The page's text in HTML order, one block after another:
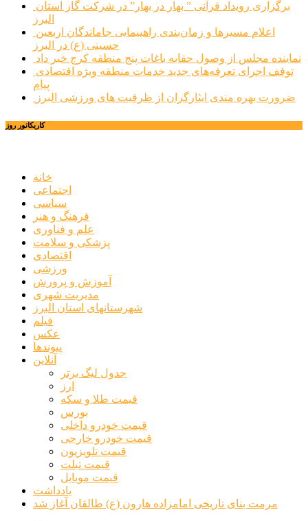
البرز
حسینی (ع) در البرز
نماینده مجلس از وصول حقابه باغات پنج منطقه کرج خبر داد
پیام
ضرورت بهره مندی ایثارگران از ظرفیت های ورزشی البرز
کاریکاتور روز
خانه
اجتماعی
سیاسی
فرهنگ و هنر
علم و فناوری
پزشکی و سلامت
اقتصادی
ورزشی
آموزش و پرورش
مدیریت شهری
شهرستانهای استان البرز
فیلم
عکس
پیوندها
آنلاین
جدول لیگ برتر
ارز
قیمت طلا و سکه
بورس
قیمت خودرو داخلی
قیمت خودرو خارجی
قیمت تلویزیون
قیمت تبلت
قیمت موبایل
یادداشت
مرمت بنای تاریخی امامزاده هارون (ع) طالقان آغاز شد